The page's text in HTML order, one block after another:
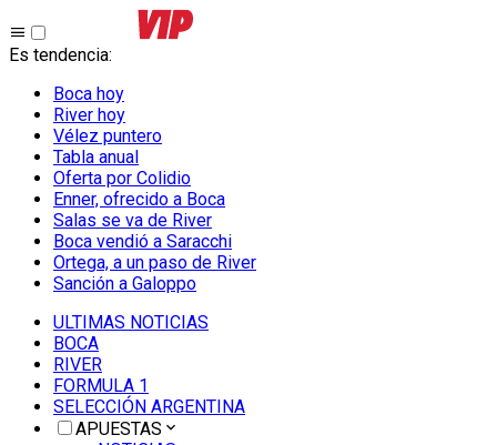
Es tendencia:
Boca hoy
River hoy
Vélez puntero
Tabla anual
Oferta por Colidio
Enner, ofrecido a Boca
Salas se va de River
Boca vendió a Saracchi
Ortega, a un paso de River
Sanción a Galoppo
ULTIMAS NOTICIAS
BOCA
RIVER
FORMULA 1
SELECCIÓN ARGENTINA
APUESTAS